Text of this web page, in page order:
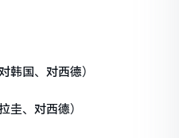
韩国、对西德）
圭、对西德）